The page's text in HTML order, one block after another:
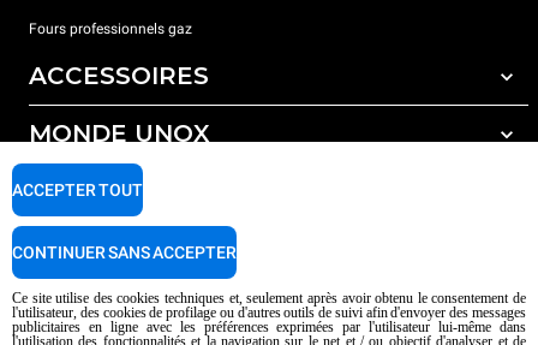
Fours professionnels gaz
ACCESSOIRES
Tous les accessoires
Détergents pour lavage automatique
Détergents pour lavage manuel
Traitement de l'eau avec filtres à résine
Traitement de l'eau par osmose inverse
MONDE UNOX
Nos bureaux dans le monde
SUPPORT
Garantie Unox
Trouver les Revendeurs
Trouver les Centres SAV
Ce site utilise des cookies techniques et, seulement après avoir obtenu le consentement de
l'utilisateur, des cookies de profilage ou d'autres outils de suivi afin d'envoyer des messages
publicitaires en ligne avec les préférences exprimées par l'utilisateur lui-même dans
l'utilisation des fonctionnalités et la navigation sur le net et / ou objectif d'analyser et de
ACCEPTER TOUT
CONTINUER SANS ACCEPTER